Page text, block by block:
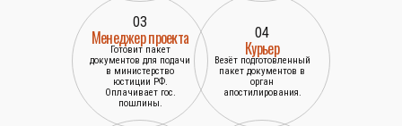
03
Менеджер проекта
Готовит пакет
документов для подачи
в министерство
юстиции РФ.
Оплачивает гос.
пошлины.
04
Курьер
Везёт подготовленный
пакет документов в
орган
апостилирования.